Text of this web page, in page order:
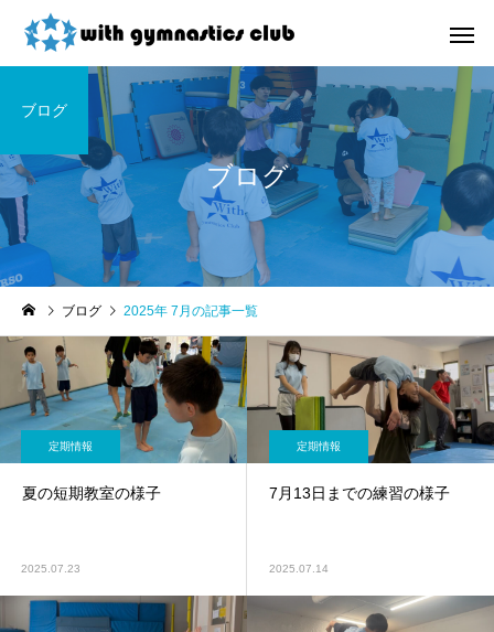
お知らせ
令和8年度未就園児クラス
新規会員様募集中！
未分類
ウィズ体操クラブ技紹
４段、６段閉脚跳び～
ブログ
ブログ
ブログ 2025年 7月の記事一覧
定期情報
夏の短期教室の様子
2025.07.23
定期情報
7月13日までの練習の様子
2025.07.14